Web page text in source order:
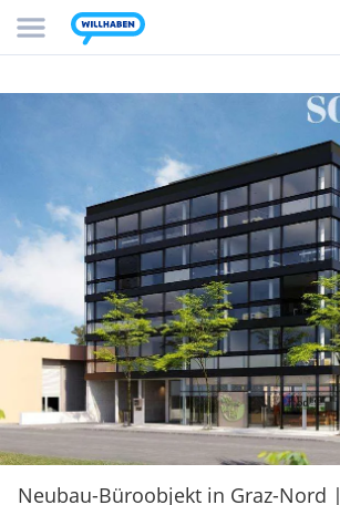
Neubau-Büroobjekt in Graz-Nord |